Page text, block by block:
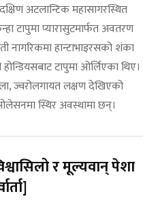
अटलान्टिक महासागरस्थित
टापुमा प्यारासुटमार्फत अवतरण
नागरिकमा हान्टाभाइरसको शंका
टापुमा ओर्लिएका थिए।
ज्वरोलगायत लक्षण देखिएको
स्थिर अवस्थामा छन्।
र मूल्यवान् पेशा